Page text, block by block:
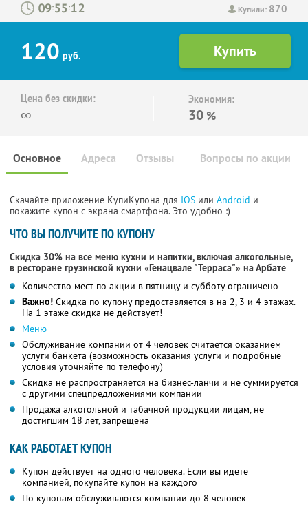
Купили: 870
: :
120 руб.
Цена без скидки:
∞
Экономия:
30 %
Основное Отзывы Вопросы по акции
Адреса
Скачайте приложение КупиКупона для IOS или Android и
покажите купон с экрана смартфона. Это удобно :)
ЧТО ВЫ ПОЛУЧИТЕ ПО КУПОНУ
Скидка 30% на все меню кухни и напитки, включая алкогольные,
в ресторане грузинской кухни «Генацвале "Терраса"» на Арбате
Количество мест по акции в пятницу и субботу ограничено
Важно! Скидка по купону предоставляется в на 2, 3 и 4 этажах.
На 1 этаже скидка не действует!
Меню
Обслуживание компании от 4 человек считается оказанием
услуги банкета (возможность оказания услуги и подробные
условия уточняйте по телефону)
Скидка не распространяется на бизнес-ланчи и не суммируется
с другими спецпредложениями компании
Продажа алкогольной и табачной продукции лицам, не
достигшим 18 лет, запрещена
КАК РАБОТАЕТ КУПОН
Купон действует на одного человека. Если вы идете
компанией, покупайте купон на каждого
По купонам обслуживаются компании до 8 человек